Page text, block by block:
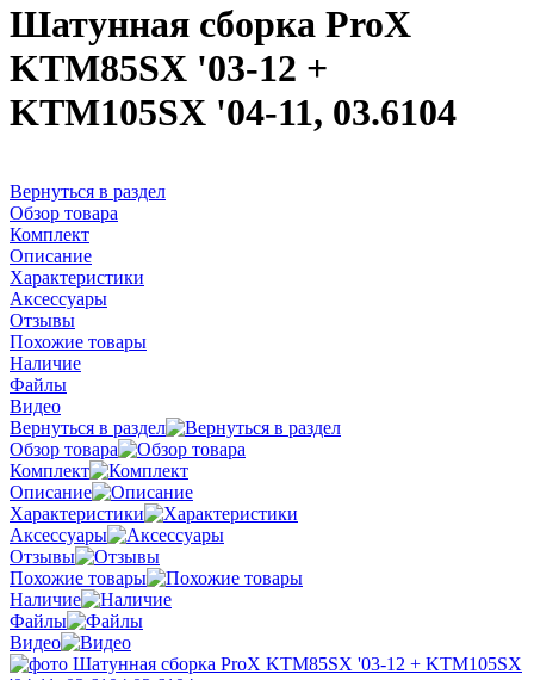
Шатунная сборка ProX
KTM85SX '03-12 +
KTM105SX '04-11, 03.6104
Вернуться в раздел
Обзор товара
Комплект
Описание
Характеристики
Аксессуары
Отзывы
Похожие товары
Наличие
Файлы
Видео
Вернуться в раздел
Обзор товара
Комплект
Описание
Характеристики
Аксессуары
Отзывы
Похожие товары
Наличие
Файлы
Видео